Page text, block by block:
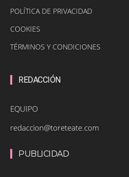
POLÍTICA DE PRIVACIDAD
COOKIES
TÉRMINOS Y CONDICIONES
REDACCIÓN
EQUIPO
redaccion@toreteate.com
PUBLICIDAD